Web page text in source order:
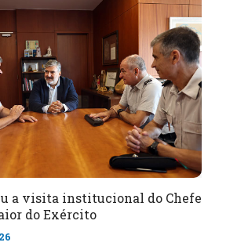
a visita institucional do Chefe
do Exército